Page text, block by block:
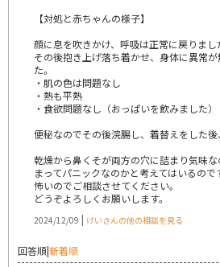
【対処と赤ちゃんの様子】
顔に息を吹きかけ、呼吸は正常に戻りまし
その後抱き上げ落ち着かせ、身体に異常
た。
・肌の色は問題なし
・熱も平熱
・食欲問題なし（おっぱいを飲みました）
便秘なのでその後浣腸し、着替えをした後
乾燥から鼻くそが両方の穴に詰まり気味
まってパニックなのかと考えてはいるの
怖いのでご相談させてください。
どうぞよろしくお願いします。
2024/12/09 | けいさんの他の相談を見る
回答順|新着順